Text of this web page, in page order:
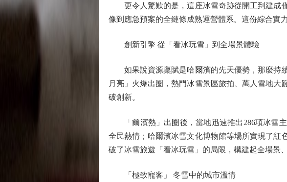
更令人驚歎的是，這座冰雪奇跡從開工到建成
像到應急預案的全鏈條成熟運營體系。這份綜合實
創新引擎 從「看冰玩雪」到全場景體驗
如果說資源稟賦是哈爾濱的先天優勢，那麼持
月亮」火爆出圈，熱門冰雪景區旅拍、萬人雪地
破創新。
「爾濱熱」出圈後，當地迅速推出286項冰雪主
全民熱情；哈爾濱冰雪文化博物館等場所實現了紅
破了冰雪旅遊「看冰玩雪」的局限，構建起全場景
「極致寵客」 冬雪中的城市溫情